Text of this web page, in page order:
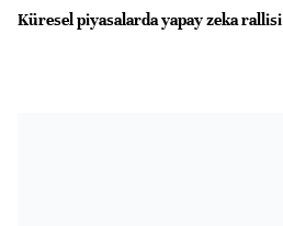
Küresel piyasalarda yapay zeka rallisi